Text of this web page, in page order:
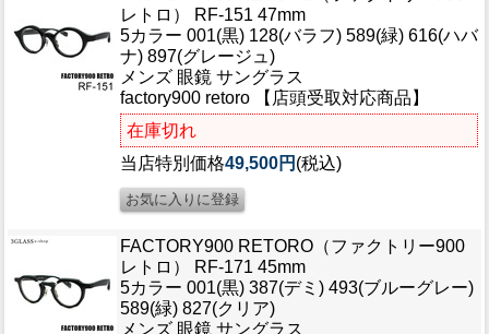
レトロ） RF-151 47mm
5カラー 001(黒) 128(バラフ) 589(緑) 616(ハバ
ナ) 897(グレージュ)
メンズ 眼鏡 サングラス
factory900 retoro 【店頭受取対応商品】
在庫切れ
当店特別価格49,500円 (税込)
FACTORY900 RETORO（ファクトリー900
レトロ） RF-171 45mm
5カラー 001(黒) 387(デミ) 493(ブルーグレー)
589(緑) 827(クリア)
メンズ 眼鏡 サングラス